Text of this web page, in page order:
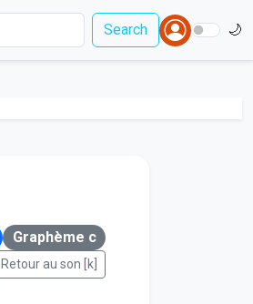
Search 🌙
Graphème c
Retour au son [k]